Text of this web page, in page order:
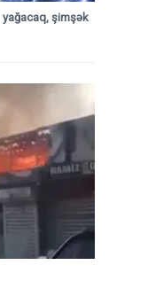
yağacaq, şimşək